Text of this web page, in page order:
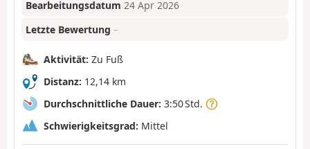
Bearbeitungsdatum 24 Apr 2026
Letzte Bewertung –
Aktivität: Zu Fuß
Distanz: 12,14 km
Durchschnittliche Dauer: 3:50 Std.
Schwierigkeitsgrad: Mittel